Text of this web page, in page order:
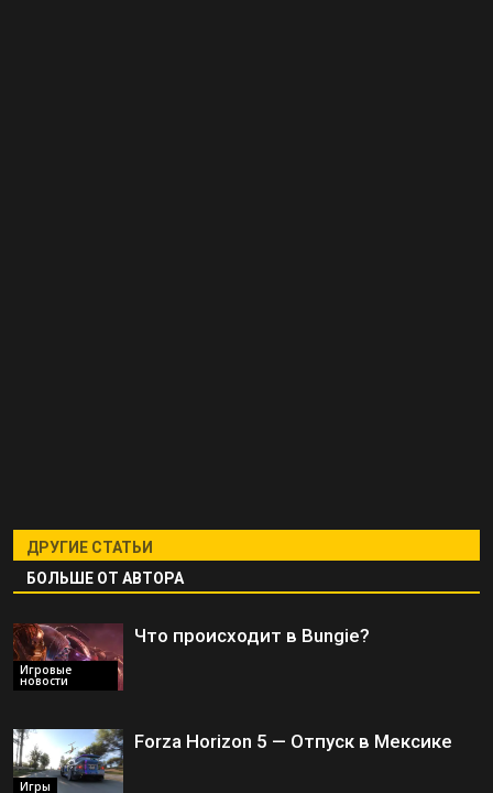
ДРУГИЕ СТАТЬИ
БОЛЬШЕ ОТ АВТОРА
Игровые
новости
Что происходит в Bungie?
Игры
Forza Horizon 5 — Отпуск в Мексике